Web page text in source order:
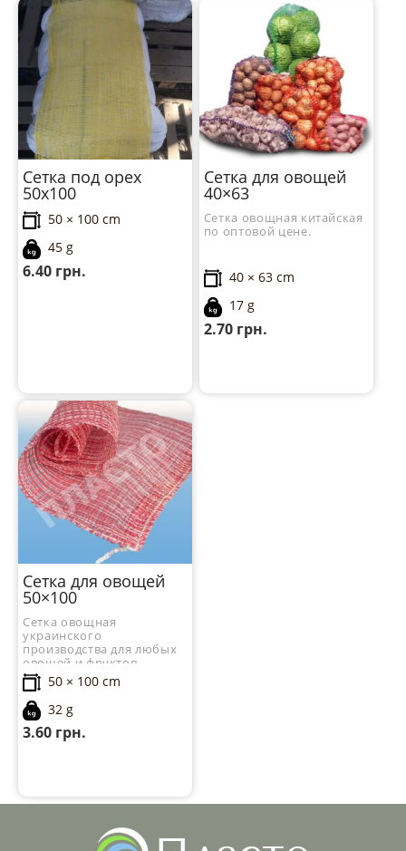
Сетка под орех
50х100
50 × 100 cm
45 g
6.40 грн.
Сетка для овощей
40×63
Сетка овощная китайская
по оптовой цене.
40 × 63 cm
17 g
2.70грн.
Сетка для овощей
50×100
Сетка овощная
украинского
производства для любых
овощей и фруктов.
50 × 100 cm
32 g
3.60 грн.